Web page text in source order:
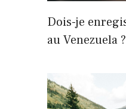
Dois-je
au Venezuela ?